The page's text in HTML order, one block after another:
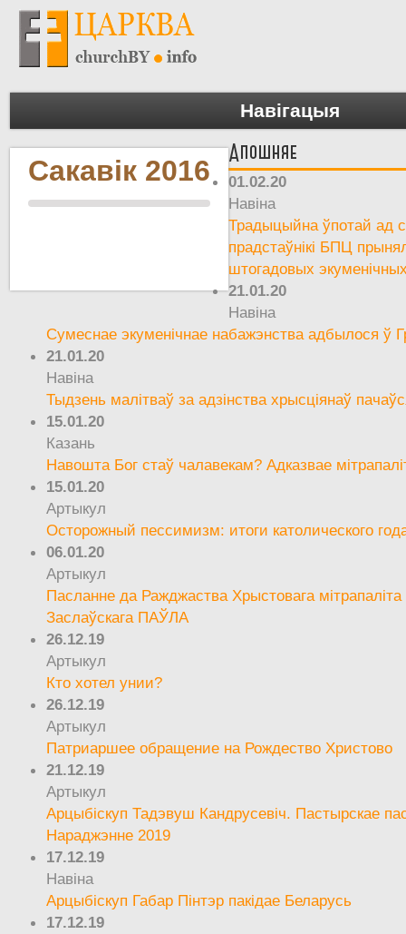
Навігацыя
Сакавік 2016
Апошняе
01.02.20
Навіна
Традыцыйна ўпотай ад
прадстаўнікі БПЦ
штогадовых
21.01.20
Навіна
Сумеснае экуменічнае набажэнства адбылося ў
21.01.20
Навіна
Тыдзень малітваў за адзінства хрысціянаў
15.01.20
Казань
Навошта Бог стаў чалавекам? Адказвае
15.01.20
Артыкул
Осторожный пессимизм: итоги католического
06.01.20
Артыкул
Пасланне да Ражджаства Хрыстовага мітрапаліта
Заслаўскага ПАЎЛА
26.12.19
Артыкул
Кто хотел унии?
26.12.19
Артыкул
Патриаршее обращение на Рождество Христово
21.12.19
Артыкул
Арцыбіскуп Тадэвуш Кандрусевіч. Пастырскае
Нараджэнне 2019
17.12.19
Навіна
Арцыбіскуп Габар Пінтэр пакідае Беларусь
17.12.19